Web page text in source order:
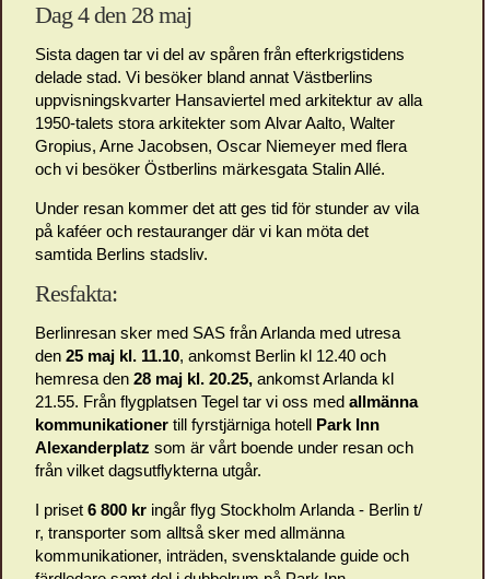
Dag 4 den 28 maj
Sista dagen tar vi del av spåren från efterkrigstidens
delade stad. Vi besöker bland annat Västberlins
uppvisningskvarter Hansaviertel med arkitektur av alla
1950-talets stora arkitekter som Alvar Aalto, Walter
Gropius, Arne Jacobsen, Oscar Niemeyer med flera
och vi besöker Östberlins märkesgata Stalin Allé.
Under resan kommer det att ges tid för stunder av vila
på kaféer och restauranger där vi kan möta det
samtida Berlins stadsliv.
Resfakta:
Berlinresan sker med SAS från Arlanda med utresa
den 25 maj kl. 11.10, ankomst Berlin kl 12.40 och
hemresa den 28 maj kl. 20.25, ankomst Arlanda kl
21.55. Från flygplatsen Tegel tar vi oss med allmänna
kommunikationer till fyrstjärniga hotell Park Inn
Alexanderplatz som är vårt boende under resan och
från vilket dagsutflykterna utgår.
I priset 6 800 kr ingår flyg Stockholm Arlanda - Berlin t/
r, transporter som alltså sker med allmänna
kommunikationer, inträden, svensktalande guide och